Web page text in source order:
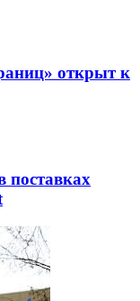
открыт к
поставках